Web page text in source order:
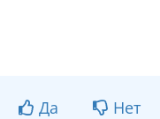
Да Нет